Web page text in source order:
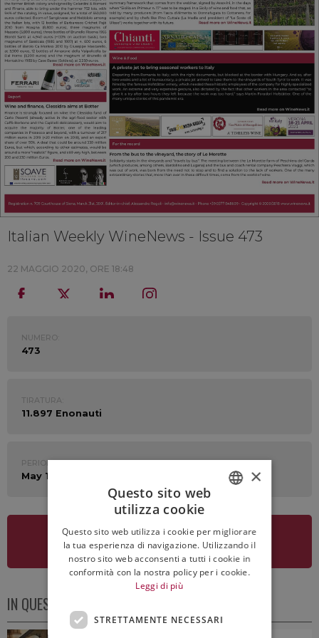
Italian Weekly WineNews - Issue 473
22 MAGGIO 2020, ORE 18:48
NUMERO:
473
TIRATURA:
11.897 Enonauti
PERIODO:
May 18th - 22nd 2020
VEDI LA NEWSLETTER
IN QUESTO NUMERO
ENGLISH
×
Questo sito web
utilizza cookie
Questo sito web utilizza i cookie per migliorare
la tua esperienza di navigazione. Utilizzando il
nostro sito web acconsenti a tutti i cookie in
conformità con la nostra policy per i cookie.
Leggi di più
STRETTAMENTE NECESSARI